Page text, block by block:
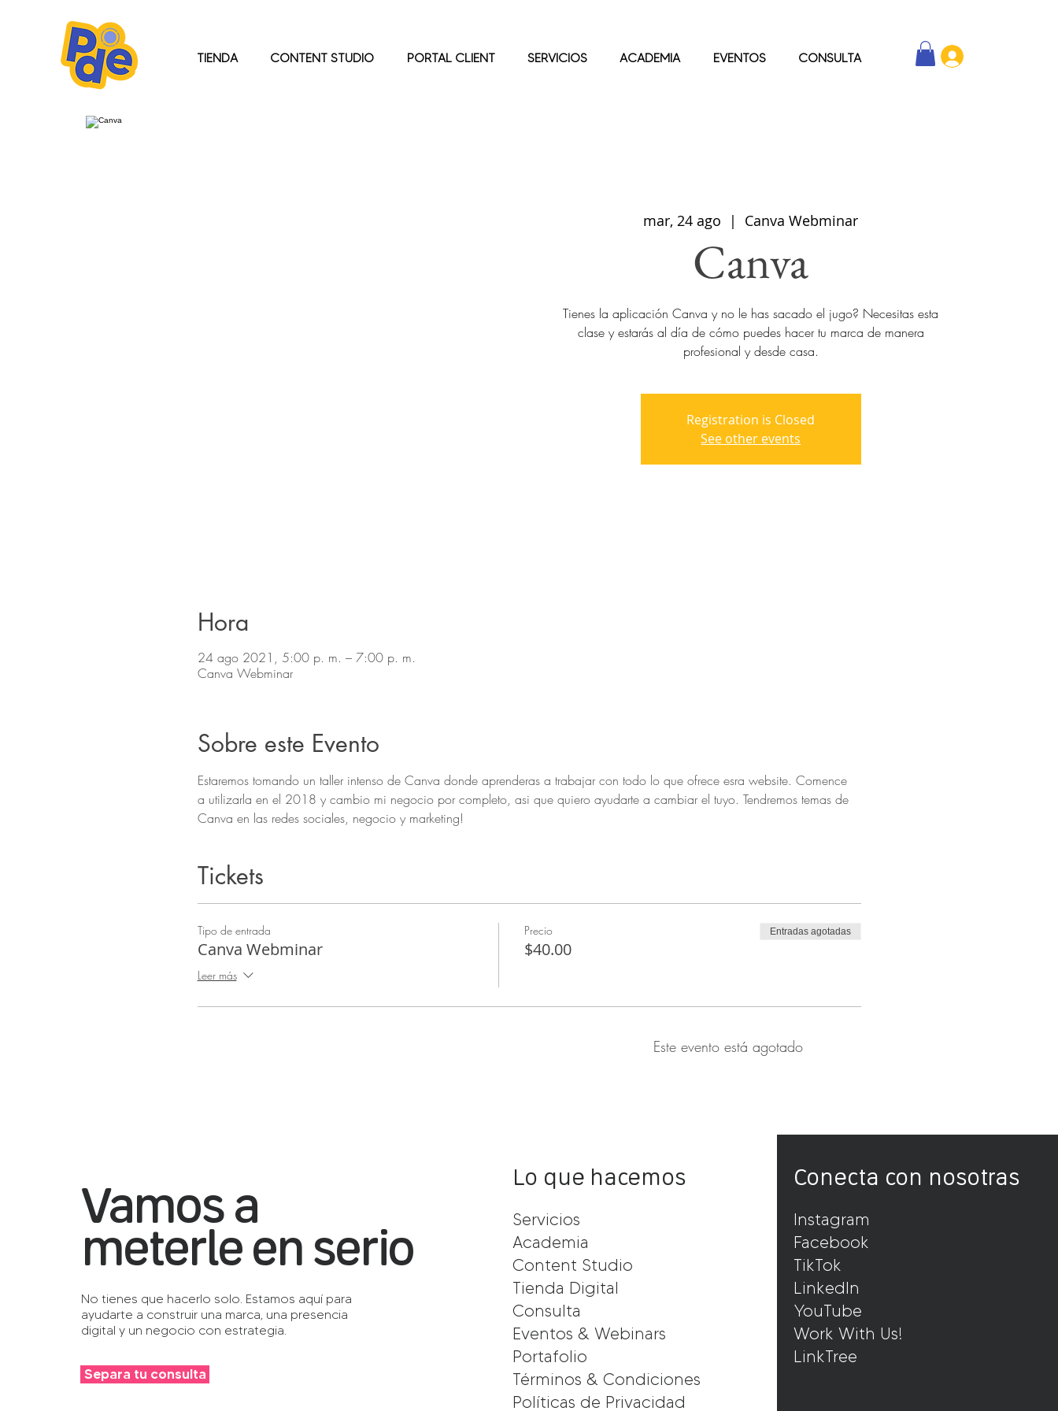
TIENDA CONTENT STUDIO PORTAL CLIENT SERVICIOS ACADEMIA EVENTOS CONSULTA
mar, 24 ago
  |
Canva Webminar
Canva
Tienes la aplicación Canva y no le has sacado el jugo? Necesitas esta
clase y estarás al día de cómo puedes hacer tu marca de manera
profesional y desde casa.
Registration is Closed
See other events
Hora
24 ago 2021, 5:00 p. m. – 7:00 p. m.
Canva Webminar
Sobre este Evento
Estaremos tomando un taller intenso de Canva donde aprenderas a trabajar con todo lo que ofrece esra website. Comence
a utilizarla en el 2018 y cambio mi negocio por completo, asi que quiero ayudarte a cambiar el tuyo. Tendremos temas de
Canva en las redes sociales, negocio y marketing!
Tickets
Tipo de entrada
Canva Webminar
Leer más
Precio
$40.00
Entradas agotadas
Este evento está agotado
Vamos a
meterle en serio
No tienes que hacerlo solo. Estamos aquí para
ayudarte a construir una marca, una presencia
digital y un negocio con estrategia.
Separa tu consulta
Lo que hacemos
Servicios
Academia
Content Studio
Tienda Digital
Consulta
Eventos & Webinars
Portafolio
Términos & Condiciones
Políticas de Privacidad
Conecta con nosotras
Instagram
Facebook
TikTok
LinkedIn
YouTube
Work With Us!
LinkTree